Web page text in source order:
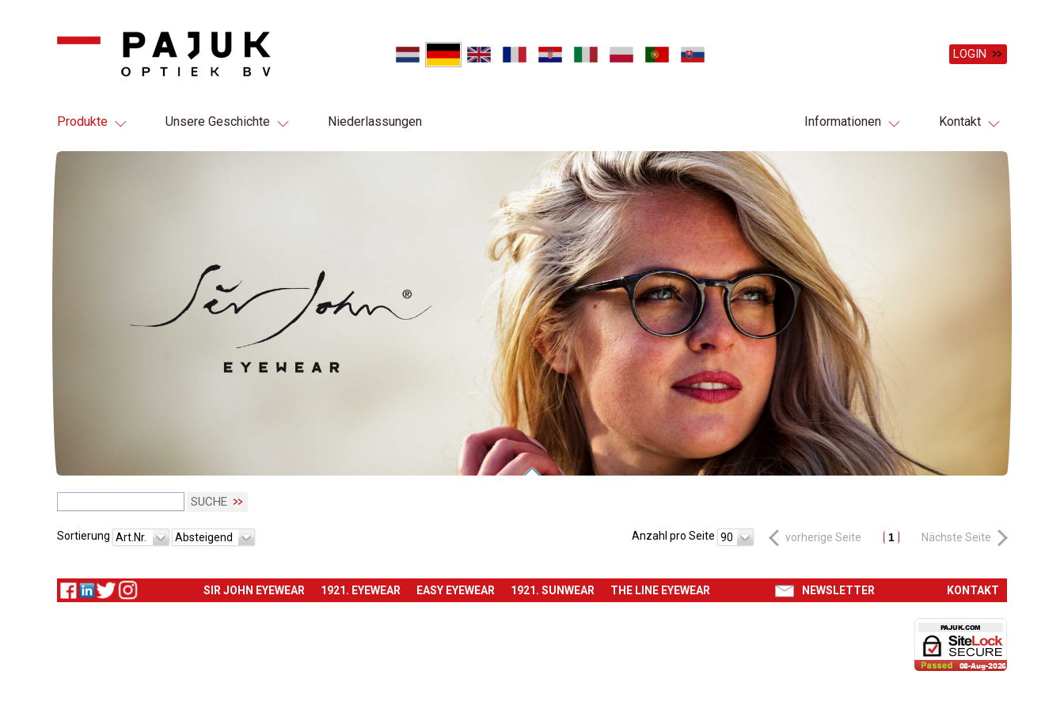
LOGIN
Produkte Unsere Geschichte Niederlassungen Informationen Kontakt
SUCHE
vorherige Seite 1 Nächste Seite
Sortierung Art.Nr. Absteigend Anzahl pro Seite 90
SIR JOHN EYEWEAR 1921. EYEWEAR EASY EYEWEAR 1921. SUNWEAR THE LINE EYEWEAR NEWSLETTER KONTAKT